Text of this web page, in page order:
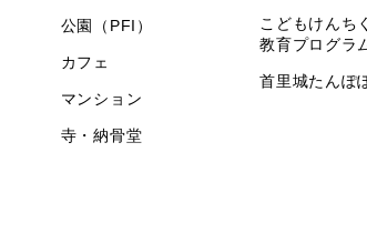
公園（PFI）
カフェ
マンション
寺・納骨堂
こどもけんちく
教育プログラ
首里城たんぽ